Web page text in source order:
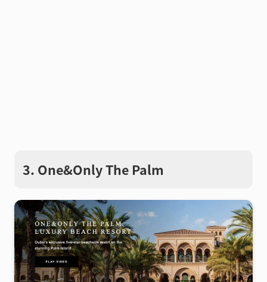
3. One&Only The Palm